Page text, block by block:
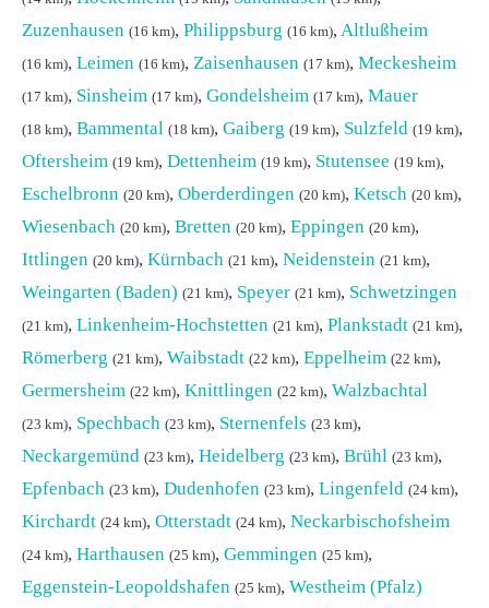
Zuzenhausen (16 km), Philippsburg (16 km), Altlußheim
(16 km), Leimen (16 km), Zaisenhausen (17 km), Meckesheim
(17 km), Sinsheim (17 km), Gondelsheim (17 km), Mauer
(18 km), Bammental (18 km), Gaiberg (19 km), Sulzfeld (19 km),
Oftersheim (19 km), Dettenheim (19 km), Stutensee (19 km),
Eschelbronn (20 km), Oberderdingen (20 km), Ketsch (20 km),
Wiesenbach (20 km), Bretten (20 km), Eppingen (20 km),
Ittlingen (20 km), Kürnbach (21 km), Neidenstein (21 km),
Weingarten (Baden) (21 km), Speyer (21 km), Schwetzingen
(21 km), Linkenheim-Hochstetten (21 km), Plankstadt (21 km),
Römerberg (21 km), Waibstadt (22 km), Eppelheim (22 km),
Germersheim (22 km), Knittlingen (22 km), Walzbachtal
(23 km), Spechbach (23 km), Sternenfels (23 km),
Neckargemünd (23 km), Heidelberg (23 km), Brühl (23 km),
Epfenbach (23 km), Dudenhofen (23 km), Lingenfeld (24 km),
Kirchardt (24 km), Otterstadt (24 km), Neckarbischofsheim
(24 km), Harthausen (25 km), Gemmingen (25 km),
Eggenstein-Leopoldshafen (25 km), Westheim (Pfalz)